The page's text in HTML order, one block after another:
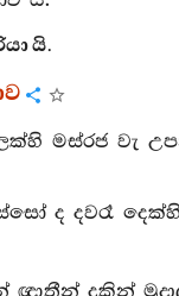
යි.
මස්රජ වැ
ද දවරෑ